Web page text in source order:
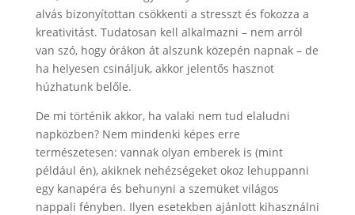
alvás bizonyítottan csökkenti a stresszt és fokozza a
kreativitást. Tudatosan kell alkalmazni – nem arról
van szó, hogy órákon át alszunk közepén napnak – de
ha helyesen csináljuk, akkor jelentős hasznot
húzhatunk belőle.
De mi történik akkor, ha valaki nem tud elaludni
napközben? Nem mindenki képes erre
természetesen: vannak olyan emberek is (mint
például én), akiknek nehézségeket okoz lehuppanni
egy kanapéra és behunyni a szemüket világos
nappali fényben. Ilyen esetekben ajánlott kihasználni